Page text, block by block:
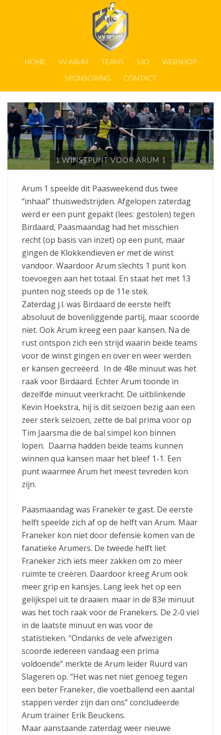
HOME VV ARUM TEAMS SJO
WEBSHOP
SPONSORING
CONTACT
1 WINSTPUNT VOOR ARUM 1
Arum 1 speelde dit Paasweekend dus twee
“inhaal” thuiswedstrijden. Afgelopen zaterdag
werd er een punt gepakt (lees: gestolen) tegen
Birdaard, Paasmaandag had het misschien
recht (op basis van inzet) op een punt, maar
gingen de Klokkendieven er met de winst
vandoor. Waardoor Arum slechts 1 punt kon
toevoegen aan het totaal. En staat het met 13
punten nog steeds op de 11e stek.
Zaterdag j.l. was Birdaard de eerste helft
absoluut de bovenliggende partij, maar scoorde
niet. Ook Arum kreeg een paar kansen. Na de
rust ontspon zich een strijd waarin beide teams
voor de winst gingen en over en weer werden
er kansen gecreëerd. In de 48e minuut was het
raak voor Birdaard. Echter Arum toonde in
dezelfde minuut veerkracht. De uitblinkende
Kevin Hoekstra, hij is dit seizoen bezig aan een
zeer sterk seizoen, zette de bal prima voor op
Tim Jaarsma die de bal simpel kon binnen
lopen. Daarna hadden beide teams kunnen
winnen qua kansen maar het bleef 1-1. Een
punt waarmee Arum het meest tevreden kon
zijn.
Paasmaandag was Franeker te gast. De eerste
helft speelde zich af op de helft van Arum. Maar
Franeker kon niet door defensie komen van de
fanatieke Arumers. De tweede helft liet
Franeker zich iets meer zakken om zo meer
ruimte te creëren. Daardoor kreeg Arum ook
meer grip en kansjes. Lang leek het op een
gelijkspel uit te draaien. maar in de 83e minuut
was het toch raak voor de Franekers. De 2-0 viel
in de laatste minuut en was voor de
statistieken. “Ondanks de vele afwezigen
scoorde iedereen vandaag een prima
voldoende” merkte de Arum leider Ruurd van
Slageren op. “Het was net niet genoeg tegen
een beter Franeker, die voetballend een aantal
stappen verder zijn dan ons” concludeerde
Arum trainer Erik Beuckens.
Maar aanstaande zaterdag weer nieuwe